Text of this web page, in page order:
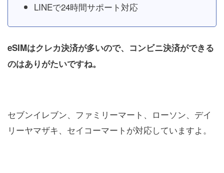
LINEで24時間サポート対応
eSIMはクレカ決済が多いので、コンビニ決済ができる
のはありがたいですね。
セブンイレブン、ファミリーマート、ローソン、デイ
リーヤマザキ、セイコーマートが対応していますよ。